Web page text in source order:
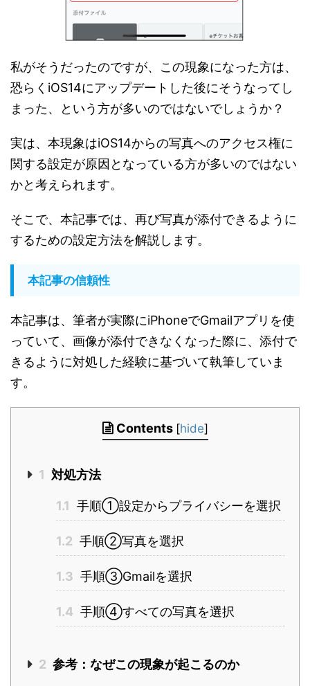
私がそうだったのですが、この現象になった方は、
恐らくiOS14にアップデートした後にそうなってし
まった、という方が多いのではないでしょうか？
実は、本現象はiOS14からの写真へのアクセス権に
関する設定が原因となっている方が多いのではない
かと考えられます。
そこで、本記事では、再び写真が添付できるように
するための設定方法を解説します。
本記事の信頼性
本記事は、筆者が実際にiPhoneでGmailアプリを使
っていて、画像が添付できなくなった際に、添付で
きるように対処した経験に基づいて執筆していま
す。
Contents [hide]
1 対処方法
1.1 手順①設定からプライバシーを選択
1.2 手順②写真を選択
1.3 手順③Gmailを選択
1.4 手順④すべての写真を選択
2 参考：なぜこの現象が起こるのか